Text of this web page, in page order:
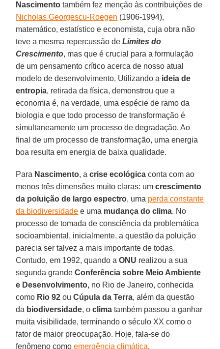
Nascimento também fez menção às contribuições de
Nicholas Georgescu-Roegen (1906-1994),
matemático, estatístico e economista, cuja obra não
teve a mesma repercussão deLimites do
Crescimento, mas que é crucial para a formulação
de um pensamento crítico acerca de nosso atual
modelo de desenvolvimento. Utilizando a ideia de
entropia, retirada da física, demonstrou que a
economia é, na verdade, uma espécie de ramo da
biologia e que todo processo de transformação é
simultaneamente um processo de degradação. Ao
final de um processo de transformação, uma energia
boa resulta em energia de baixa qualidade.
Para Nascimento, acrise ecológica conta com ao
menos três dimensões muito claras: umcrescimento
da poluição de largo espectro, uma perda constante
da biodiversidade e uma mudança do clima. No
processo de tomada de consciência da problemática
socioambiental, inicialmente, a questão da poluição
parecia ser talvez a mais importante de todas.
Contudo, em 1992, quando aONU realizou a sua
segunda grandeConferência sobre Meio Ambiente
e Desenvolvimento, no Rio de Janeiro, conhecida
como Rio 92 ouCúpula da Terra, além da questão
da biodiversidade, oclima também passou a ganhar
muita visibilidade, terminando o século XX como o
fator de maior preocupação. Hoje, fala-se do
fenômeno comoemergência climática.